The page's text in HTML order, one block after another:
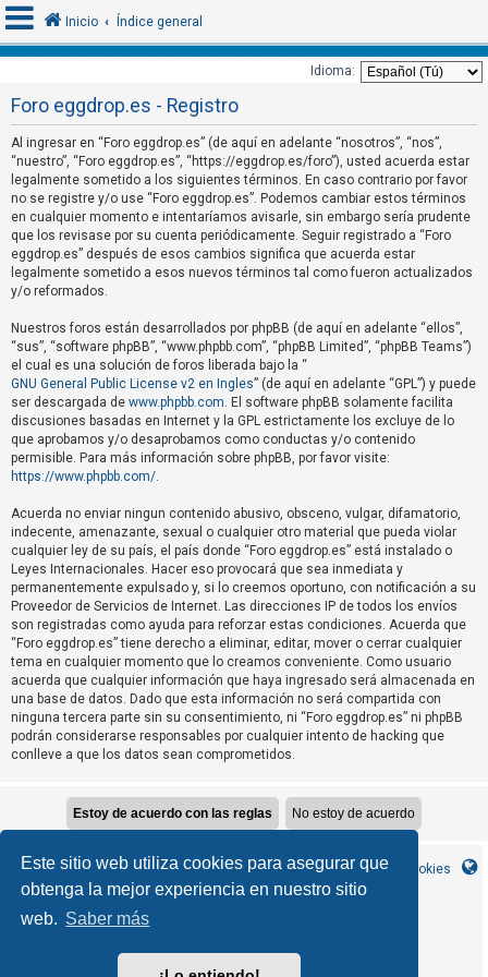
Este sitio web utiliza cookies para asegurar que
obtenga la mejor experiencia en nuestro sitio
web. Saber más
I
d
e
n
t
i
f
i
c
a
r
s
e
e
m
a
s
s
i
n
r
e
s
s
t
a
Inicio Índice general
Idioma:
Foro eggdrop.es - Registro
Al ingresar en “Foro eggdrop.es” (de aquí en adelante “nosotros”, “nos”,
“nuestro”, “Foro eggdrop.es”, “https://eggdrop.es/foro”), usted acuerda estar
legalmente sometido a los siguientes términos. En caso contrario por favor
no se registre y/o use “Foro eggdrop.es”. Podemos cambiar estos términos
en cualquier momento e intentaríamos avisarle, sin embargo sería prudente
que los revisase por su cuenta periódicamente. Seguir registrado a “Foro
eggdrop.es” después de esos cambios significa que acuerda estar
legalmente sometido a esos nuevos términos tal como fueron actualizados
y/o reformados.
Nuestros foros están desarrollados por phpBB (de aquí en adelante “ellos”,
“sus”, “software phpBB”, “www.phpbb.com”, “phpBB Limited”, “phpBB Teams”)
el cual es una solución de foros liberada bajo la “
GNU General Public License v2 en Ingles” (de aquí en adelante “GPL”) y puede
ser descargada de www.phpbb.com. El software phpBB solamente facilita
discusiones basadas en Internet y la GPL estrictamente los excluye de lo
que aprobamos y/o desaprobamos como conductas y/o contenido
permisible. Para más información sobre phpBB, por favor visite:
https://www.phpbb.com/.
Acuerda no enviar ningun contenido abusivo, obsceno, vulgar, difamatorio,
indecente, amenazante, sexual o cualquier otro material que pueda violar
cualquier ley de su país, el país donde “Foro eggdrop.es” está instalado o
Leyes Internacionales. Hacer eso provocará que sea inmediata y
permanentemente expulsado y, si lo creemos oportuno, con notificación a su
Proveedor de Servicios de Internet. Las direcciones IP de todos los envíos
son registradas como ayuda para reforzar estas condiciones. Acuerda que
“Foro eggdrop.es” tiene derecho a eliminar, editar, mover o cerrar cualquier
tema en cualquier momento que lo creamos conveniente. Como usuario
acuerda que cualquier información que haya ingresado será almacenada en
una base de datos. Dado que esta información no será compartida con
ninguna tercera parte sin su consentimiento, ni “Foro eggdrop.es” ni phpBB
podrán considerarse responsables por cualquier intento de hacking que
conlleve a que los datos sean comprometidos.
Inicio Índice general Borrar cookies
Contáctanos
Desarrollado porphpBB® Forum Software © phpBB Limited